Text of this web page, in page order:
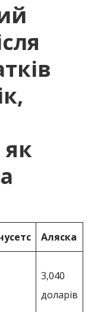
Аляска
3,040
доларів